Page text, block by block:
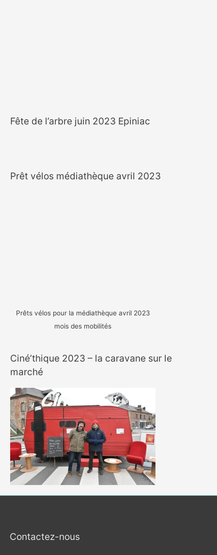
Fête de l’arbre juin 2023 Epiniac
Prêt vélos médiathèque avril 2023
Prêts vélos pour la médiathèque avril 2023
mois des mobilités
Ciné’thique 2023 – la caravane sur le
marché
Contactez-nous